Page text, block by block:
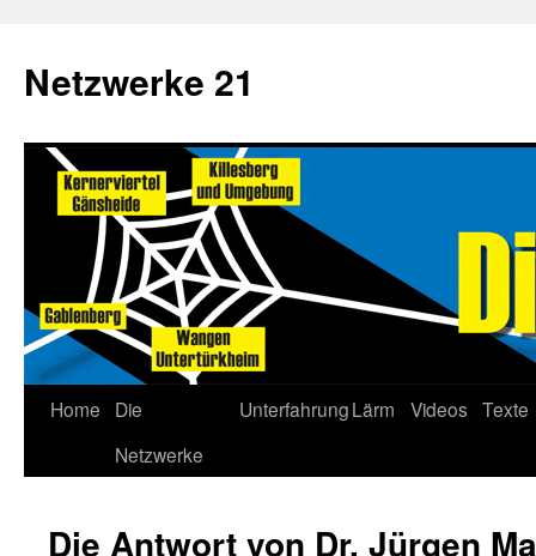
Netzwerke 21
Home
Die
Netzwerke
UnterfahrungLärm Videos Texte
Die Antwort von Dr. Jürgen